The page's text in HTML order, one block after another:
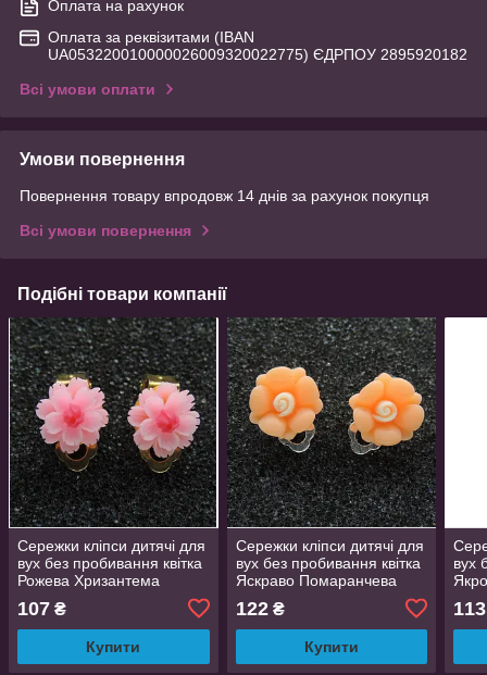
Оплата на рахунок
Оплата за реквізитами (IBAN
UA053220010000026009320022775) ЄДРПОУ 2895920182
Всі умови оплати
Умови повернення
Повернення товару впродовж 14 днів за рахунок покупця
Всі умови повернення
Подібні товари компанії
Сережки кліпси дитячі для
вух без пробивання квітка
Рожева Хризантема
107 ₴
Купити
Сережки кліпси дитячі для
вух без пробивання квітка
Яскраво Помаранчева
122₴
Купити
вух
113